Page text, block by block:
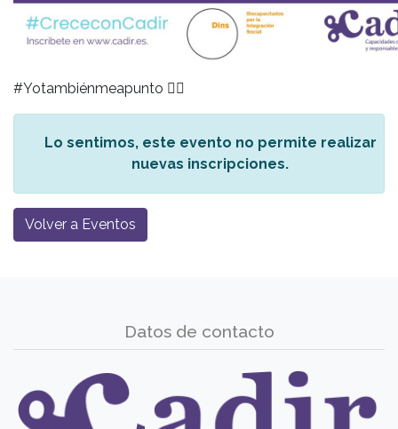
#Yotambiénmeapunto 👇🏼
Lo sentimos, este evento no permite realizar
nuevas inscripciones.
Volver a Eventos
Datos de contacto